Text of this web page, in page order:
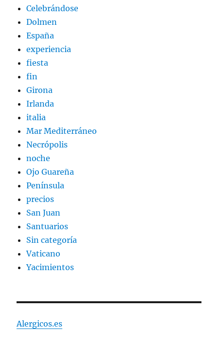
Celebrándose
Dolmen
España
experiencia
fiesta
fin
Girona
Irlanda
italia
Mar Mediterráneo
Necrópolis
noche
Ojo Guareña
Península
precios
San Juan
Santuarios
Sin categoría
Vaticano
Yacimientos
Alergicos.es